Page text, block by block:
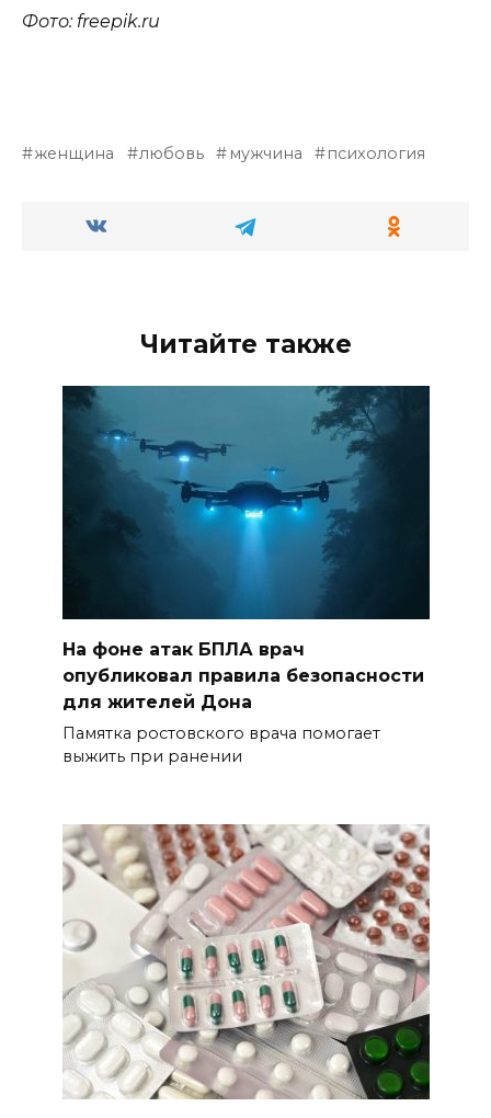
Фото: freepik.ru
женщина любовь мужчина психология
Читайте также
На фоне атак БПЛА врач
опубликовал правила безопасности
для жителей Дона
Памятка ростовского врача помогает
выжить при ранении